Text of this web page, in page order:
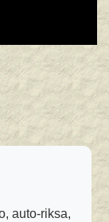
auto-riksa,